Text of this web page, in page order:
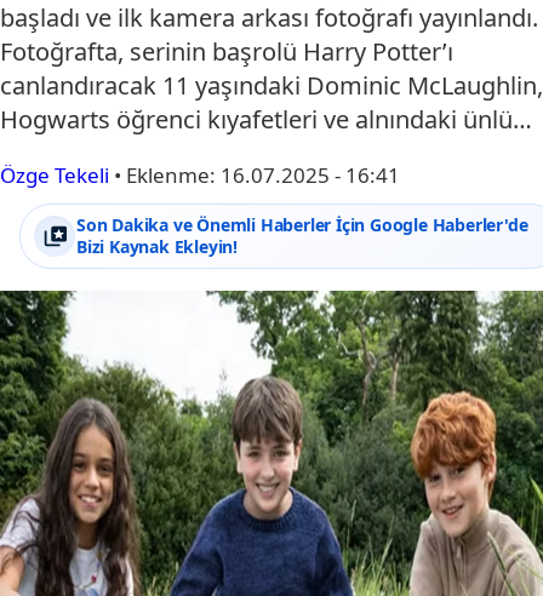
başladı ve ilk kamera arkası fotoğrafı yayınlandı.
Fotoğrafta, serinin başrolü Harry Potter’ı
canlandıracak 11 yaşındaki Dominic McLaughlin,
Hogwarts öğrenci kıyafetleri ve alnındaki ünlü…
Özge Tekeli • Eklenme: 16.07.2025 - 16:41
Son Dakika ve Önemli Haberler İçin Google Haberler'de
Bizi Kaynak Ekleyin!